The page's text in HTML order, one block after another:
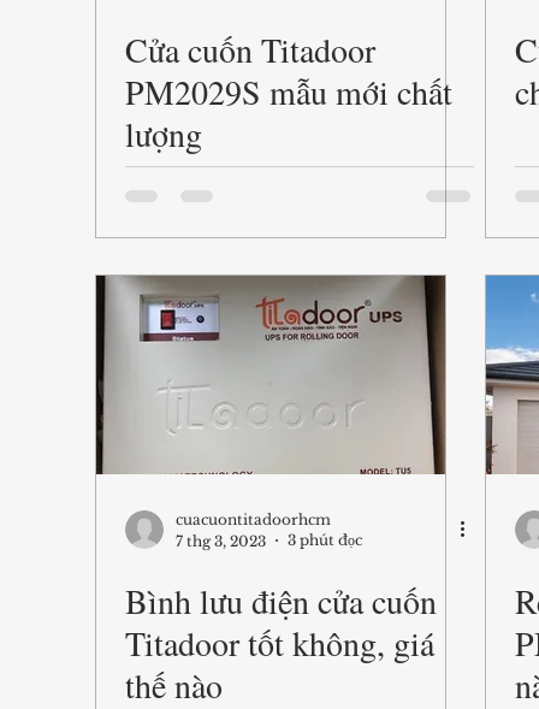
Cửa cuốn Titadoor
PM2029S mẫu mới chất
lượng
cuacuontitadoorhcm
7 thg 3, 2023
3 phút đọc
Bình lưu điện cửa cuốn
Titadoor tốt không, giá
thế nào